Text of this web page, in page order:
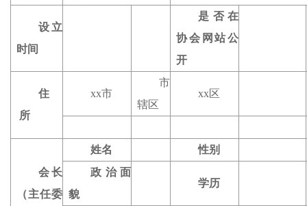
设立
时间
是否在
协会网站公
开
住
所
xx市
市
辖区
xx区
会长
（主任委
姓名
性别
政治面
貌
学历